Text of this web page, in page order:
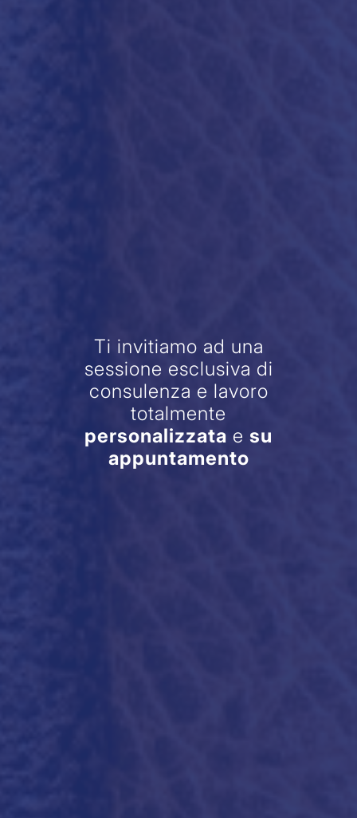
Ti invitiamo ad una
sessione esclusiva di
consulenza e lavoro
totalmente
personalizzatae